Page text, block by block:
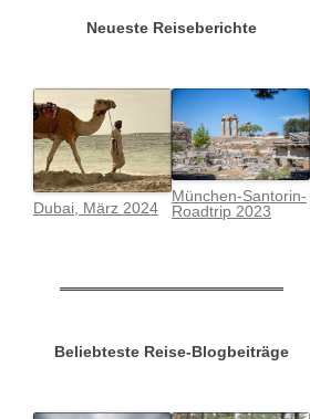
Neueste Reiseberichte
Dubai, März 2024
München-Santorin-
Roadtrip 2023
Beliebteste Reise-Blogbeiträge